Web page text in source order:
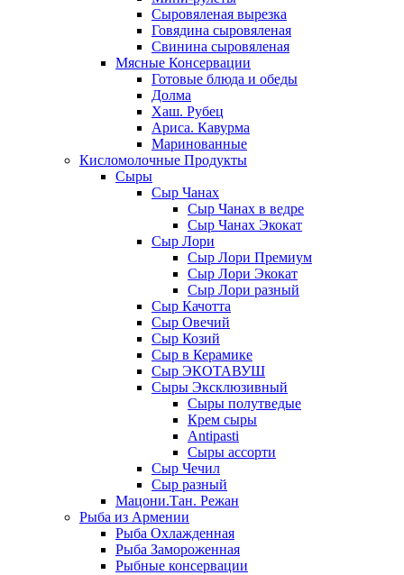
Сыровяленая вырезка
Говядина сыровяленая
Свинина сыровяленая
Мясные Консервации
Готовые блюда и обеды
Долма
Хаш. Рубец
Ариса. Кавурма
Маринованные
Кисломолочные Продукты
Сыры
Сыр Чанах
Сыр Чанах в ведре
Сыр Чанах Экокат
Сыр Лори
Сыр Лори Премиум
Сыр Лори Экокат
Сыр Лори разный
Сыр Качотта
Сыр Овечий
Сыр Козий
Сыр в Керамике
Сыр ЭКОТАВУШ
Сыры Эксклюзивный
Сыры полутведые
Крем сыры
Antipasti
Сыры ассорти
Сыр Чечил
Сыр разный
Мацони.Тан. Режан
Рыба из Армении
Рыба Охлажденная
Рыба Замороженная
Рыбные консервации